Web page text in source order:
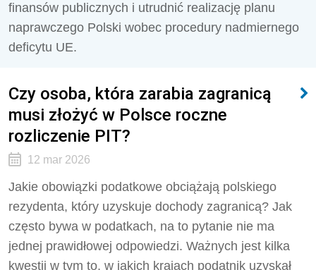
finansów publicznych i utrudnić realizację planu
naprawczego Polski wobec procedury nadmiernego
deficytu UE.
Czy osoba, która zarabia zagranicą
musi złożyć w Polsce roczne
rozliczenie PIT?
12 mar 2026
Jakie obowiązki podatkowe obciążają polskiego
rezydenta, który uzyskuje dochody zagranicą? Jak
często bywa w podatkach, na to pytanie nie ma
jednej prawidłowej odpowiedzi. Ważnych jest kilka
kwestii w tym to, w jakich krajach podatnik uzyskał